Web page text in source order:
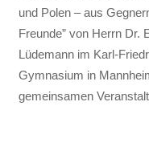
und Polen – aus
Freunde” von Herrn Dr.
Lüdemann im Karl-
Gymnasium in
gemeinsamen